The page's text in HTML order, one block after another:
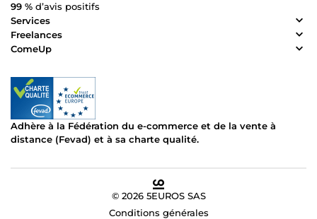
99 % d’avis positifs
Services
Freelances
ComeUp
Adhère à la Fédération du e-commerce et de la vente à
distance (Fevad) et à sa charte qualité.
© 2026 5EUROS SAS
Conditions générales